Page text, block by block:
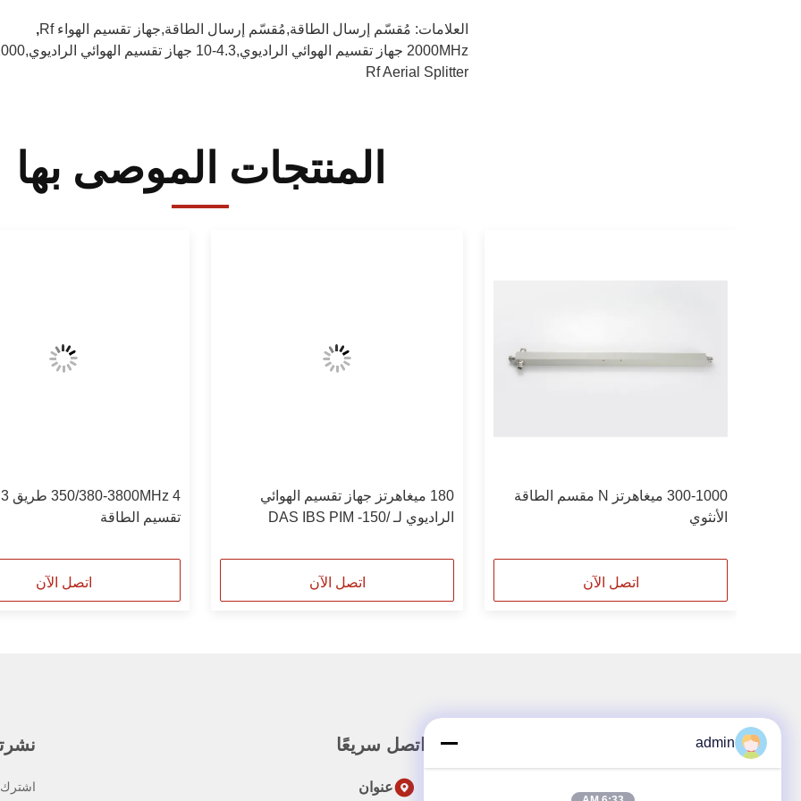
العلامات: مُقسّم إرسال الطاقة,مُقسّم إرسال الطاقة,جهاز تقسيم الهواء Rf
,
2000MHz جهاز تقسيم الهوائي الراديوي,4.3-10 جهاز تقسيم الهوائي الراديوي,2000 ميغا هرتز ثلاثي الاتجاه الفاصل RF
Rf Aerial Splitter
المنتجات الموصى بها
300-1000 ميغاهرتز N مقسم الطاقة
الأنثوي
اتصل الآن
180 ميغاهرتز جهاز تقسيم الهوائي
الراديوي لـ DAS IBS PIM -150/
اتصل الآن
تقسيم الطاقة
اتصل الآن
اتصل سريعًا
عنوان اشترك
admin